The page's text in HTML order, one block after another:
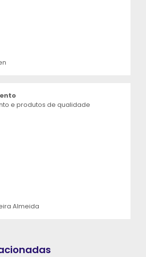
e produtos de qualidade
Almeida